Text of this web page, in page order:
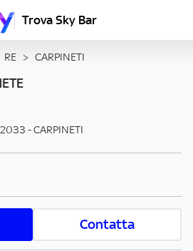
Trova Sky Bar
RE > CARPINETI
-CARPINETI
Contatta